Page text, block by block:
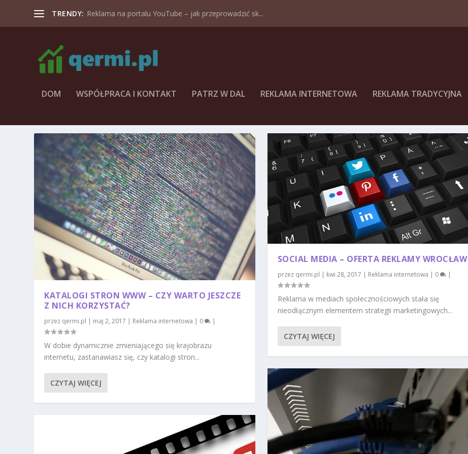
TRENDY: Reklama na portalu YouTube – jak przeprowadzić sk...
DOM WSPÓŁPRACA I KONTAKT PATRZ W DAL REKLAMA INTERNETOWA REKLAMA TRADYCYJNA
KATALOGI STRON WWW – CZY WARTO JESZCZE
Z NICH KORZYSTAĆ?
przez qermi.pl | maj 2, 2017 | Reklama internetowa | 0 |
W dobie dynamicznie zmieniającego się krajobrazu
internetu, zastanawiasz się, czy katalogi stron...
CZYTAJ WIĘCEJ
SOCIAL MEDIA – OFERTA REKLAMY WROCŁAW
przez qermi.pl | kwi 28, 2017 | Reklama internetowa | 0 |
Reklama w mediach społecznościowych stała się
nieodłącznym elementem strategii marketingowych...
CZYTAJ WIĘCEJ